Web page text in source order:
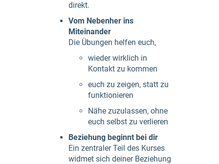
direkt.
Vom Nebenher ins
Miteinander
Die Übungen helfen euch,
wieder wirklich in
Kontakt zu kommen
euch zu zeigen, statt zu
funktionieren
Nähe zuzulassen, ohne
euch selbst zu verlieren
Beziehung beginnt bei dir
Ein zentraler Teil des Kurses
widmet sich deiner Beziehung